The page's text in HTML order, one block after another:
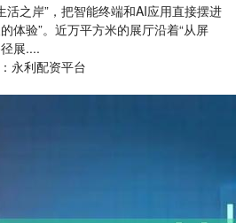
活之岸”，把智能终端和AI应用直接摆进
体验”。近万平方米的展厅沿着“从屏
展....
永利配资平台